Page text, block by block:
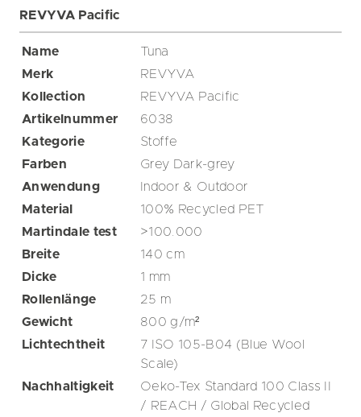
REVYVA Pacific
Name
Tuna
Merk
REVYVA
Kollection
REVYVA Pacific
Artikelnummer
6038
Kategorie
Stoffe
Farben
Grey Dark-grey
Anwendung
Indoor & Outdoor
Material
100% Recycled PET
Martindale test
>100.000
Breite
140cm
Dicke
1 mm
Rollenlänge
25 m
Gewicht
800g/m²
Lichtechtheit
7 ISO 105-B04 (Blue Wool
Scale)
Nachhaltigkeit
Oeko-Tex Standard 100 Class II
/ REACH / Global Recycled